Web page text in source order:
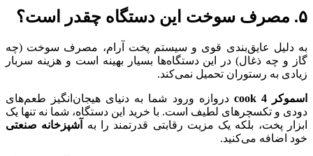
۵. مصرف سوخت این دستگاه چقدر است؟
به دلیل عایق‌بندی قوی و سیستم پخت آرام، مصرف سوخت (چه
گاز و چه ذغال) در این دستگاه‌ها بسیار بهینه است و هزینه سربار
زیادی به رستوران تحمیل نمی‌کند.
اسموکر 4 cook دروازه ورود شما به دنیای هیجان‌انگیز طعم‌های
دودی و تکسچرهای لطیف است. با خرید این دستگاه، شما نه تنها یک
ابزار پخت، بلکه یک مزیت رقابتی قدرتمند را به
آشپزخانه صنعتی
خود اضافه می‌کنید.